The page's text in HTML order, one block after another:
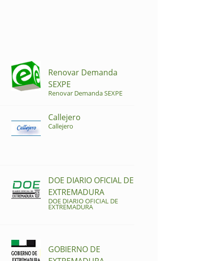
Renovar Demanda
SEXPE
Renovar Demanda SEXPE
Callejero
Callejero
DOE DIARIO OFICIAL DE
EXTREMADURA
DOE DIARIO OFICIAL DE
EXTREMADURA
GOBIERNO DE